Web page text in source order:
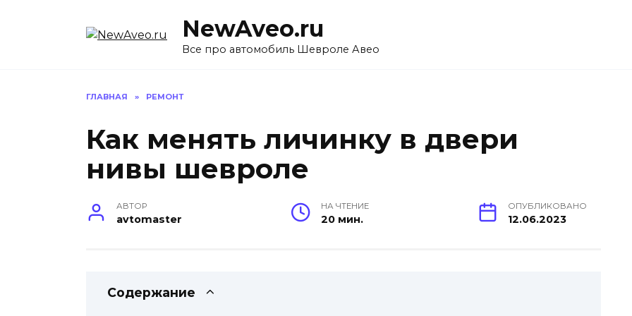
NewAveo.ru
Все про автомобиль Шевроле Авео
ГЛАВНАЯ » РЕМОНТ
Как менять личинку в двери
нивы шевроле
АВТОР
avtomaster
НА ЧТЕНИЕ
20 мин.
ОПУБЛИКОВАНО
12.06.2023
Содержание